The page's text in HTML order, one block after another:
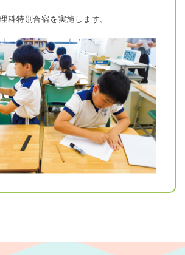
科特別合宿を実施します。